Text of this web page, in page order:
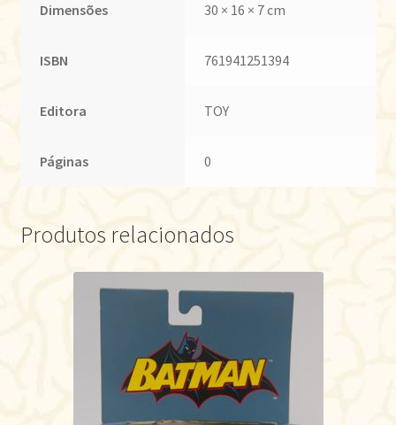
Dimensões 30 × 16 × 7 cm
ISBN 761941251394
Editora TOY
Páginas 0
Produtos relacionados